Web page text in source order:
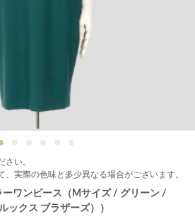
さい。
実際の色味と多少異なる場合がございます。
ワンピース（Mサイズ / グリーン /
ックス ブラザーズ））